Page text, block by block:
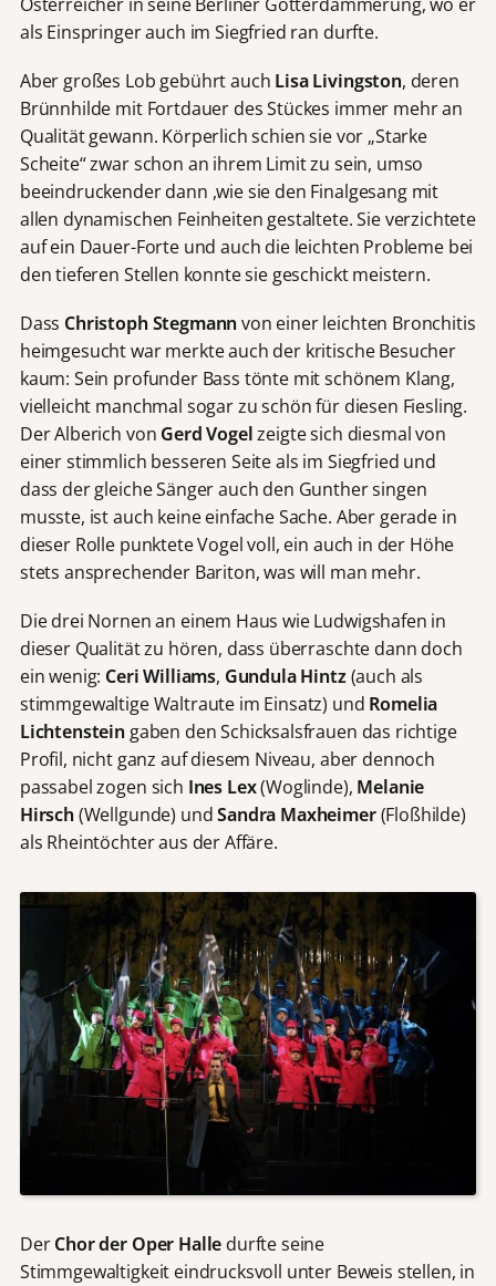
als Einspringer auch im Siegfried ran durfte.
Aber großes Lob gebührt auch Lisa Livingston, deren
Brünnhilde mit Fortdauer des Stückes immer mehr an
Qualität gewann. Körperlich schien sie vor „Starke
Scheite“ zwar schon an ihrem Limit zu sein, umso
beeindruckender dann ,wie sie den Finalgesang mit
allen dynamischen Feinheiten gestaltete. Sie verzichtete
auf ein Dauer-Forte und auch die leichten Probleme bei
den tieferen Stellen konnte sie geschickt meistern.
Dass Christoph Stegmannvon einer leichten Bronchitis
heimgesucht war merkte auch der kritische Besucher
kaum: Sein profunder Bass tönte mit schönem Klang,
vielleicht manchmal sogar zu schön für diesen Fiesling.
Der Alberich von Gerd Vogelzeigte sich diesmal von
einer stimmlich besseren Seite als im Siegfried und
dass der gleiche Sänger auch den Gunther singen
musste, ist auch keine einfache Sache. Aber gerade in
dieser Rolle punktete Vogel voll, ein auch in der Höhe
stets ansprechender Bariton, was will man mehr.
Die drei Nornen an einem Haus wie Ludwigshafen in
dieser Qualität zu hören, dass überraschte dann doch
ein wenig: Ceri Williams, Gundula Hintz(auch als
stimmgewaltige Waltraute im Einsatz) und Romelia
Lichtenstein gaben den Schicksalsfrauen das richtige
Profil, nicht ganz auf diesem Niveau, aber dennoch
passabel zogen sich Ines Lex(Woglinde), Melanie
Hirsch(Wellgunde) undSandra Maxheimer(Floßhilde)
als Rheintöchter aus der Affäre.
DerChor der Oper Halle durfte seine
Stimmgewaltigkeit eindrucksvoll unter Beweis stellen, in